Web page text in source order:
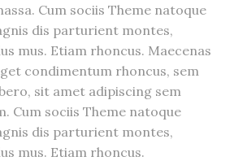
Cum sociis Theme natoque
dis parturient montes,
mus. Etiam rhoncus. Maecenas
condimentum rhoncus, sem
sit amet adipiscing sem
Cum sociis Theme natoque
dis parturient montes,
mus. Etiam rhoncus.